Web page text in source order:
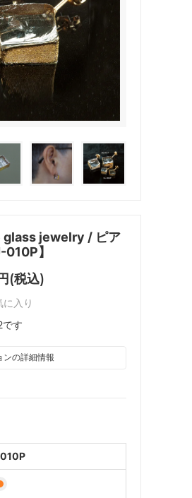
glass jewelry / ピア
】
(税込)
に入り
です
ンの詳細情報